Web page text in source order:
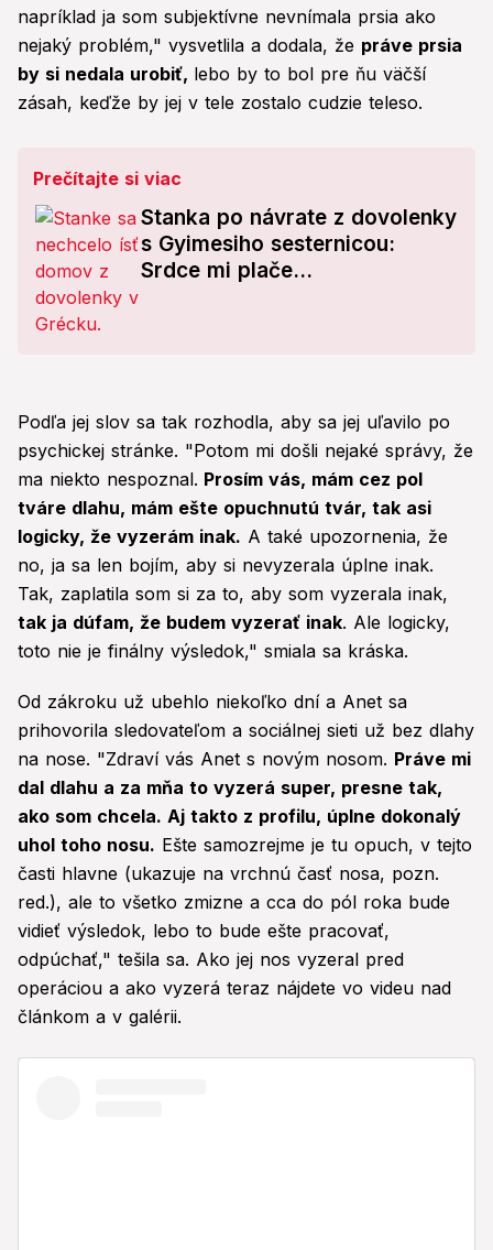
napríklad ja som subjektívne nevnímala prsia ako
nejaký problém," vysvetlila a dodala, že práve prsia
by si nedala urobiť, lebo by to bol pre ňu väčší
zásah, keďže by jej v tele zostalo cudzie teleso.
Prečítajte si viac
Stanka po návrate z dovolenky
s Gyimesiho sesternicou:
Srdce mi plače...
Podľa jej slov sa tak rozhodla, aby sa jej uľavilo po
psychickej stránke. "Potom mi došli nejaké správy, že
ma niekto nespoznal. Prosím vás, mám cez pol
tváre dlahu, mám ešte opuchnutú tvár, tak asi
logicky, že vyzerám inak. A také upozornenia, že
no, ja sa len bojím, aby si nevyzerala úplne inak.
Tak, zaplatila som si za to, aby som vyzerala inak,
tak ja dúfam, že budem vyzerať inak. Ale logicky,
toto nie je finálny výsledok," smiala sa kráska.
Od zákroku už ubehlo niekoľko dní a Anet sa
prihovorila sledovateľom a sociálnej sieti už bez dlahy
na nose. "Zdraví vás Anet s novým nosom. Práve mi
dal dlahu a za mňa to vyzerá super, presne tak,
ako som chcela. Aj takto z profilu, úplne dokonalý
uhol toho nosu. Ešte samozrejme je tu opuch, v tejto
časti hlavne (ukazuje na vrchnú časť nosa, pozn.
red.), ale to všetko zmizne a cca do pól roka bude
vidieť výsledok, lebo to bude ešte pracovať,
odpúchať," tešila sa. Ako jej nos vyzeral pred
operáciou a ako vyzerá teraz nájdete vo videu nad
článkom a v galérii.